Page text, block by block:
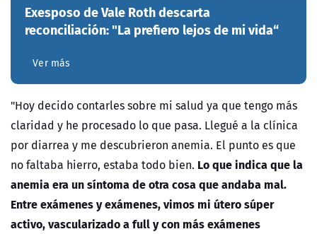
Exesposo de Vale Roth descarta
reconciliación: "La prefiero lejos de mi vida“
Ver más
"Hoy decido contarles sobre mi salud ya que tengo más
claridad y he procesado lo que pasa. Llegué a la clínica
por diarrea y me descubrieron anemia. El punto es que
no faltaba hierro, estaba todo bien. Lo que indica que la
anemia era un síntoma de otra cosa que andaba mal.
Entre exámenes y exámenes, vimos mi útero súper
activo, vascularizado a full y con más exámenes